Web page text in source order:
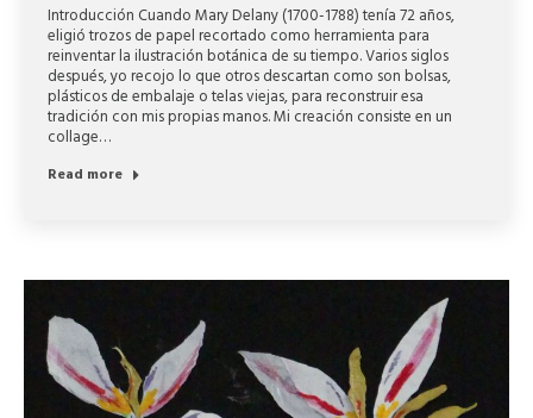
Introducción Cuando Mary Delany (1700-1788) tenía 72 años,
eligió trozos de papel recortado como herramienta para
reinventar la ilustración botánica de su tiempo. Varios siglos
después, yo recojo lo que otros descartan como son bolsas,
plásticos de embalaje o telas viejas, para reconstruir esa
tradición con mis propias manos. Mi creación consiste en un
collage…
Read more